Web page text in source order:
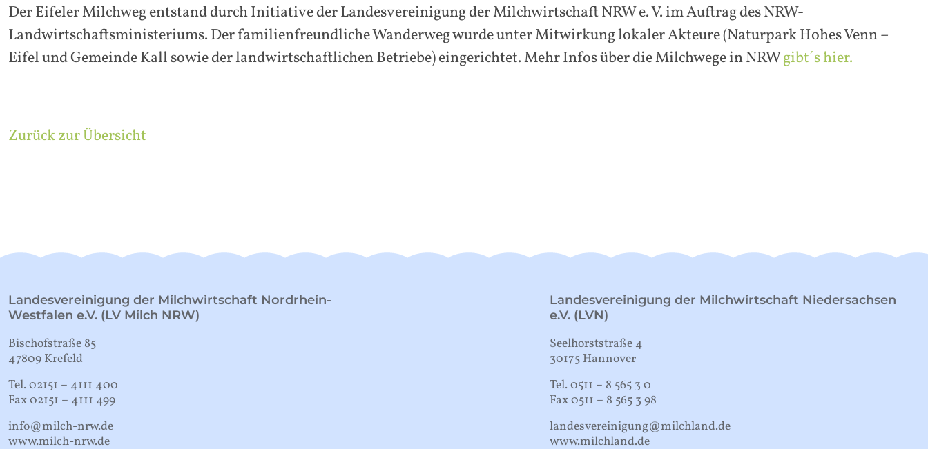
Der Eifeler Milchweg entstand durch Initiative der Landesvereinigung der Milchwirtschaft NRW e. V. im Auftrag des NRW-
Landwirtschaftsministeriums. Der familienfreundliche Wanderweg wurde unter Mitwirkung lokaler Akteure (Naturpark Hohes Venn –
Eifel und Gemeinde Kall sowie der landwirtschaftlichen Betriebe) eingerichtet. Mehr Infos über die Milchwege in NRWgibt´s hier.
Zurück zur Übersicht
Landesvereinigung der Milchwirtschaft Nordrhein-
Westfalen e.V. (LV Milch NRW)
Bischofstraße 85
47809 Krefeld
Tel. 02151 – 4111 400
Fax 02151 – 4111 499
info@milch-nrw.de
www.milch-nrw.de
Landesvereinigung der Milchwirtschaft Niedersachsen
e.V. (LVN)
Seelhorststraße 4
30175 Hannover
Tel. 0511 – 8 565 3 0
Fax 0511 – 8 565 3 98
landesvereinigung@milchland.de
www.milchland.de